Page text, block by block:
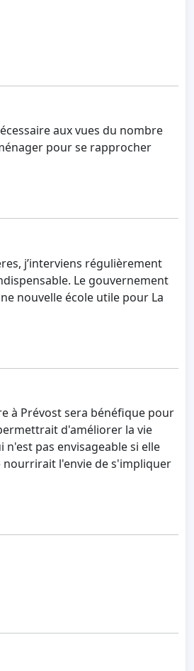
aux vues du nombre
pour se rapprocher
j’interviens régulièrement
Le gouvernement
nouvelle école utile pour La
à Prévost sera bénéfique pour
d'améliorer la vie
pas envisageable si elle
nourrirait l'envie de s'impliquer